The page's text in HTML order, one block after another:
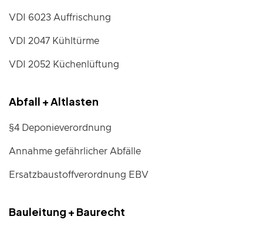
VDI 6023 Auffrischung
VDI 2047 Kühltürme
VDI 2052 Küchenlüftung
Abfall + Altlasten
§4 Deponieverordnung
Annahme gefährlicher Abfälle
Ersatzbaustoffverordnung EBV
Bauleitung + Baurecht